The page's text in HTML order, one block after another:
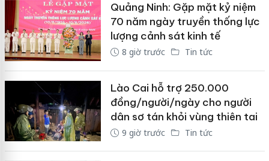
Quảng Ninh: Gặp mặt kỷ niệm
70 năm ngày truyền thống lực
lượng cảnh sát kinh tế
8 giờ trước Tin tức
Lào Cai hỗ trợ 250.000
đồng/người/ngày cho người
dân sơ tán khỏi vùng thiên tai
9 giờ trước Tin tức